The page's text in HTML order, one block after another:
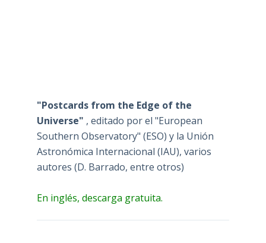
"Postcards from the Edge of the
Universe" , editado por el "European
Southern Observatory" (ESO) y la Unión
Astronómica Internacional (IAU), varios
autores (D. Barrado, entre otros)
En inglés, descarga gratuita.